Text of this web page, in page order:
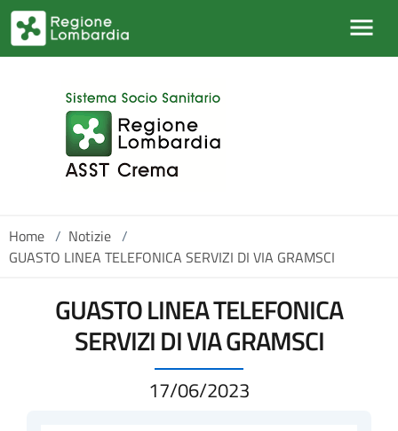
Salta al contenuto principale
Home / Notizie /
GUASTO LINEA TELEFONICA SERVIZI DI VIA GRAMSCI
GUASTO LINEA TELEFONICA
SERVIZI DI VIA GRAMSCI
17/06/2023